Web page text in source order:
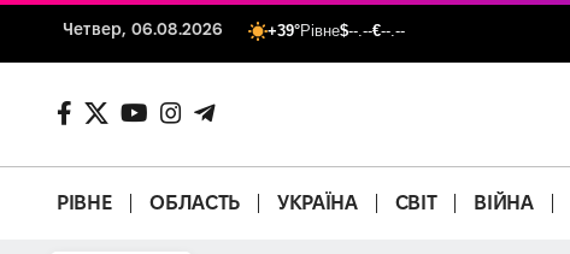
Четвер, 06.08.2026 +39°Рівне$--.--€--.--
РІВНЕ ОБЛАСТЬ УКРАЇНА СВІТ ВІЙНА